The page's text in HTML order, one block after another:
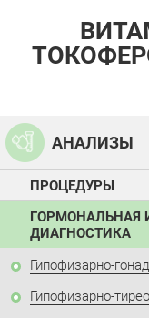
АНАЛИЗЫ
ПРОЦЕДУРЫ
ГОРМОНАЛЬНАЯ
ДИАГНОСТИКА
Гипофизарно-
Гипофизарно-